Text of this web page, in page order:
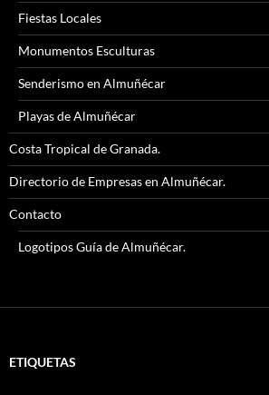
Fiestas Locales
Monumentos Esculturas
Senderismo en Almuñécar
Playas de Almuñécar
Costa Tropical de Granada.
Directorio de Empresas en Almuñécar.
Contacto
Logotipos Guía de Almuñécar.
ETIQUETAS